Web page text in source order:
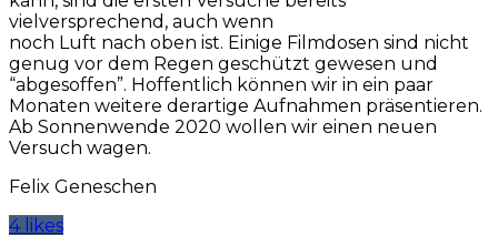
vielversprechend, auch wenn
noch Luft nach oben ist. Einige Filmdosen sind nicht
genug vor dem Regen geschützt gewesen und
“abgesoffen”. Hoffentlich können wir in ein paar
Monaten weitere derartige Aufnahmen präsentieren.
Ab Sonnenwende 2020 wollen wir einen neuen
Versuch wagen.
Felix Geneschen
4 likes